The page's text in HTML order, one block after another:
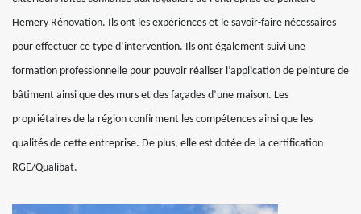
Hemery Rénovation. Ils ont les expériences et le savoir-faire nécessaires
pour effectuer ce type d’intervention. Ils ont également suivi une
formation professionnelle pour pouvoir réaliser l’application de peinture de
bâtiment ainsi que des murs et des façades d’une maison. Les
propriétaires de la région confirment les compétences ainsi que les
qualités de cette entreprise. De plus, elle est dotée de la certification
RGE/Qualibat.